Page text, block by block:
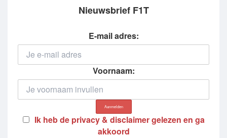
Nieuwsbrief F1T
E-mail adres:
Voornaam:
Ik heb de privacy & disclaimer gelezen en ga
akkoord